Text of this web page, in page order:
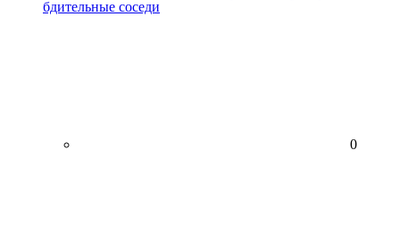
бдительные соседи
0